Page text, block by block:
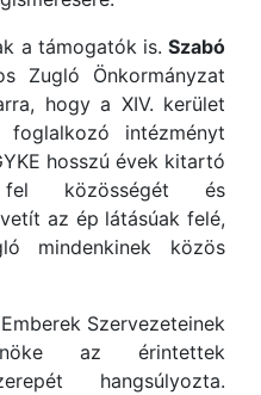
a támogatók is. Szabó
Zugló Önkormányzat
hogy a XIV. kerület
foglalkozó intézményt
hosszú évek kitartó
fel közösségét és
az ép látásúak felé,
mindenkinek közös
Szervezeteinek
az érintettek
hangsúlyozta.